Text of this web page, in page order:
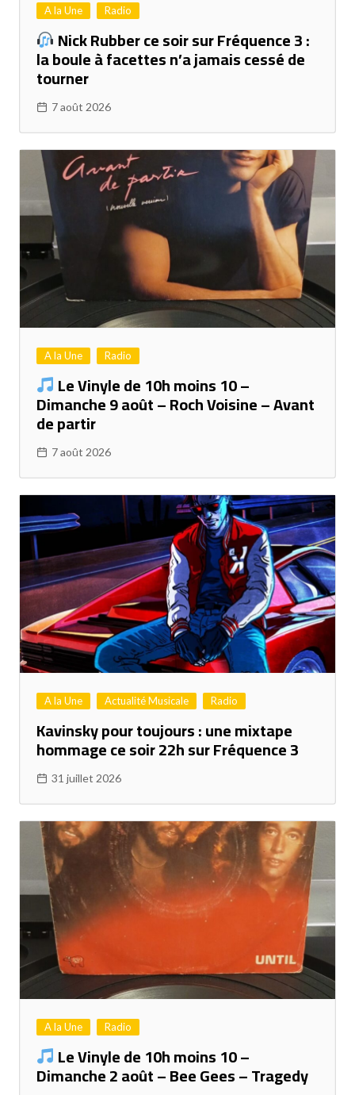
A la Une Radio
Nick Rubber ce soir sur Fréquence 3 :
la boule à facettes n’a jamais cessé de
tourner
7 août 2026
A la Une Radio
Le Vinyle de 10h moins 10 –
Dimanche 9 août – Roch Voisine – Avant
de partir
7 août 2026
A la Une Actualité Musicale Radio
Kavinsky pour toujours : une mixtape
hommage ce soir 22h sur Fréquence 3
31 juillet 2026
A la Une Radio
Le Vinyle de 10h moins 10 –
Dimanche 2 août – Bee Gees – Tragedy